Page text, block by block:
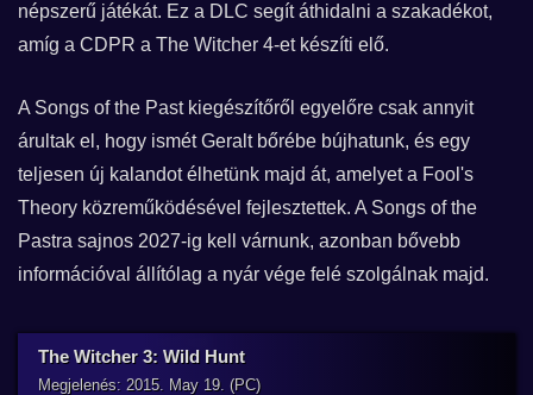
népszerű játékát. Ez a DLC segít áthidalni a szakadékot,
amíg a CDPR a The Witcher 4-et készíti elő.
A Songs of the Past kiegészítőről egyelőre csak annyit
árultak el, hogy ismét Geralt bőrébe bújhatunk, és egy
teljesen új kalandot élhetünk majd át, amelyet a Fool's
Theory közreműködésével fejlesztettek. A Songs of the
Pastra sajnos 2027-ig kell várnunk, azonban bővebb
információval állítólag a nyár vége felé szolgálnak majd.
The Witcher 3: Wild Hunt
Megjelenés: 2015. May 19. (PC)